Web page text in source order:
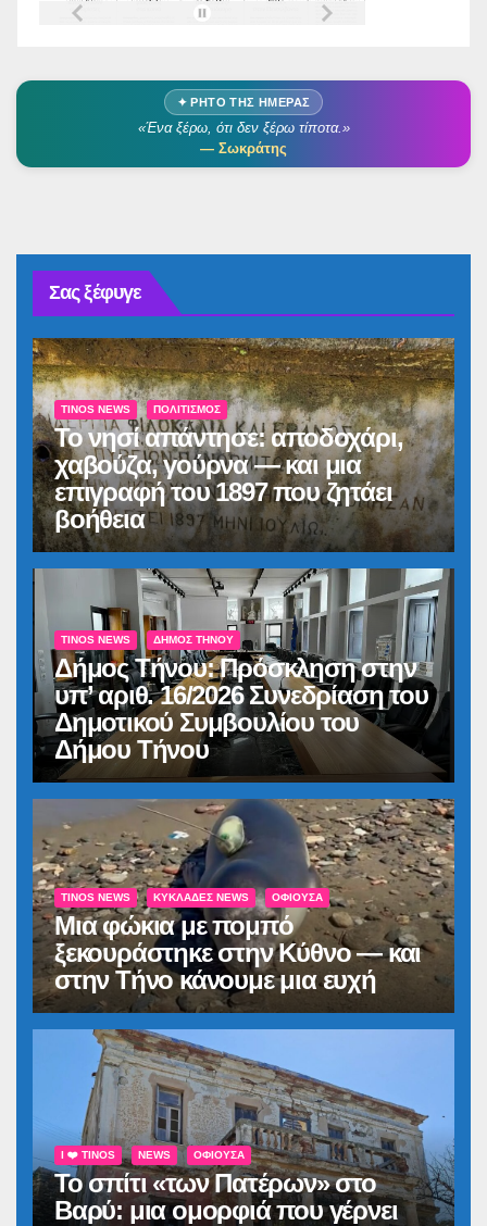
✦ ΡΗΤΌ ΤΗΣ ΗΜΈΡΑΣ
«Ένα ξέρω, ότι δεν ξέρω τίποτα.»
— Σωκράτης
Σας ξέφυγε
TINOS NEWS ΠΟΛΙΤΙΣΜΌΣ
Το νησί απάντησε: αποδοχάρι,
χαβούζα, γούρνα — και μια
επιγραφή του 1897 που ζητάει
βοήθεια
TINOS NEWS ΔΉΜΟΣ ΤΉΝΟΥ
Δήμος Τήνου: Πρόσκληση στην
υπ’ αριθ. 16/2026 Συνεδρίαση του
Δημοτικού Συμβουλίου του
Δήμου Τήνου
TINOS NEWS ΚΥΚΛΆΔΕΣ NEWS ΟΦΙΟΎΣΑ
Μια φώκια με πομπό
ξεκουράστηκε στην Κύθνο — και
στην Τήνο κάνουμε μια ευχή
I ❤️ TINOS NEWS ΟΦΙΟΎΣΑ
Το σπίτι «των Πατέρων» στο
Βαρύ: μια ομορφιά που γέρνει